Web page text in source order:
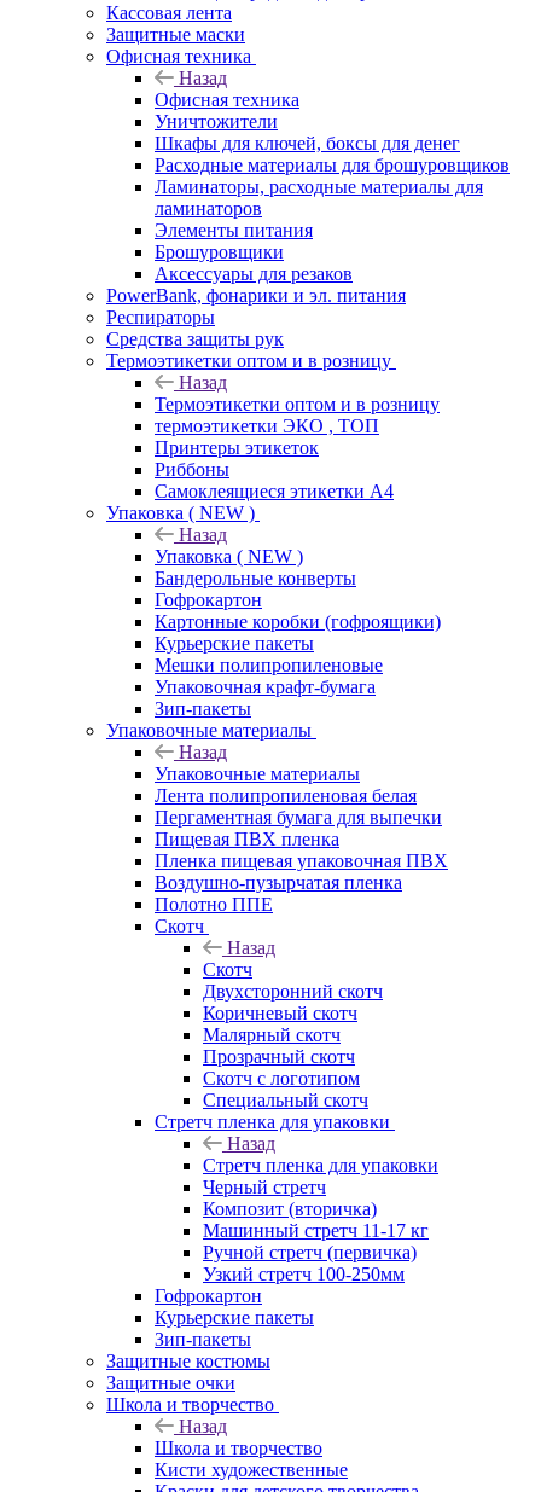
Кассовая лента
Защитные маски
Офисная техника
Назад
Офисная техника
Уничтожители
Шкафы для ключей, боксы для денег
Расходные материалы для брошуровщиков
Ламинаторы, расходные материалы для
ламинаторов
Элементы питания
Брошуровщики
Аксессуары для резаков
PowerBank, фонарики и эл. питания
Респираторы
Средства защиты рук
Термоэтикетки оптом и в розницу
Назад
Термоэтикетки оптом и в розницу
термоэтикетки ЭКО , ТОП
Принтеры этикеток
Риббоны
Самоклеящиеся этикетки А4
Упаковка ( NEW )
Назад
Упаковка ( NEW )
Бандерольные конверты
Гофрокартон
Картонные коробки (гофроящики)
Курьерские пакеты
Мешки полипропиленовые
Упаковочная крафт-бумага
Зип-пакеты
Упаковочные материалы
Назад
Упаковочные материалы
Лента полипропиленовая белая
Пергаментная бумага для выпечки
Пищевая ПВХ пленка
Пленка пищевая упаковочная ПВХ
Воздушно-пузырчатая пленка
Полотно ППЕ
Скотч
Назад
Скотч
Двухсторонний скотч
Коричневый скотч
Малярный скотч
Прозрачный скотч
Скотч с логотипом
Специальный скотч
Стретч пленка для упаковки
Назад
Стретч пленка для упаковки
Черный стретч
Композит (вторичка)
Машинный стретч 11-17 кг
Ручной стретч (первичка)
Узкий стретч 100-250мм
Гофрокартон
Курьерские пакеты
Зип-пакеты
Защитные костюмы
Защитные очки
Школа и творчество
Назад
Школа и творчество
Кисти художественные